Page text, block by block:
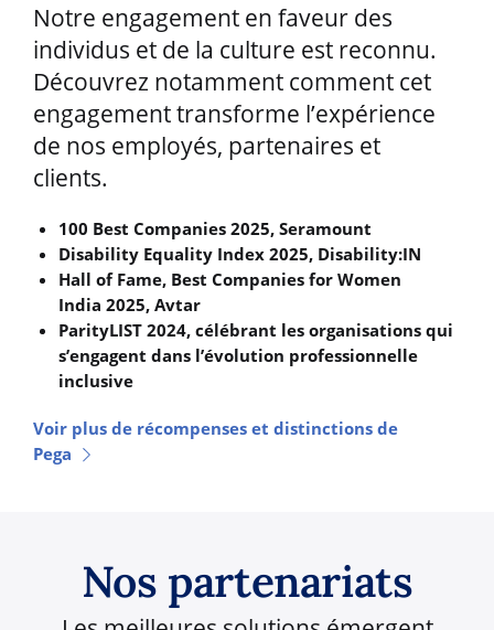
Notre engagement en faveur des
individus et de la culture est reconnu.
Découvrez notamment comment cet
engagement transforme l’expérience
de nos employés, partenaires et
clients.
100 Best Companies 2025, Seramount
Disability Equality Index 2025, Disability:IN
Hall of Fame, Best Companies for Women
India 2025, Avtar
ParityLIST 2024, célébrant les organisations qui
s’engagent dans l’évolution professionnelle
inclusive
Voir plus de récompenses et distinctions de
Pega
Nos partenariats